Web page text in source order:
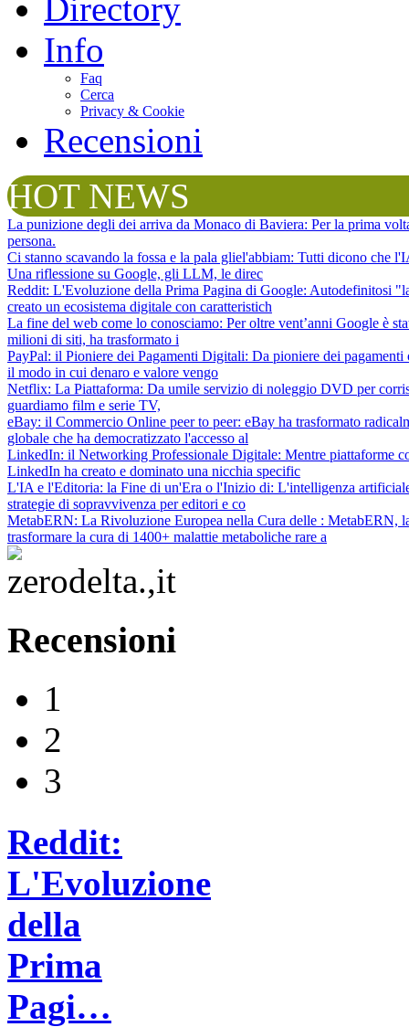
Directory
Info
Faq
Cerca
Privacy & Cookie
Recensioni
HOT NEWS
La punizione degli dei arriva da Monaco di Baviera: Per la prima
persona.
Ci stanno scavando la fossa e la pala gliel'abbiam: Tutti dicono che
Una riflessione su Google, gli LLM, le direc
Reddit: L'Evoluzione della Prima Pagina di Google: Autodefinitosi
creato un ecosistema digitale con caratteristich
La fine del web come lo conosciamo: Per oltre vent’anni Google è
milioni di siti, ha trasformato i
PayPal: il Pioniere dei Pagamenti Digitali: Da pioniere dei
il modo in cui denaro e valore vengo
Netflix: La Piattaforma: Da umile servizio di noleggio DVD per
guardiamo film e serie TV,
eBay: il Commercio Online peer to peer: eBay ha trasformato
globale che ha democratizzato l'accesso al
LinkedIn: il Networking Professionale Digitale: Mentre piattaforme
LinkedIn ha creato e dominato una nicchia specific
L'IA e l'Editoria: la Fine di un'Era o l'Inizio di: L'intelligenza
strategie di sopravvivenza per editori e co
MetabERN: La Rivoluzione Europea nella Cura delle : MetabERN,
trasformare la cura di 1400+ malattie metaboliche rare a
Recensioni
1
2
3
Reddit:
L'Evoluzione
della
Prima
Pagi…